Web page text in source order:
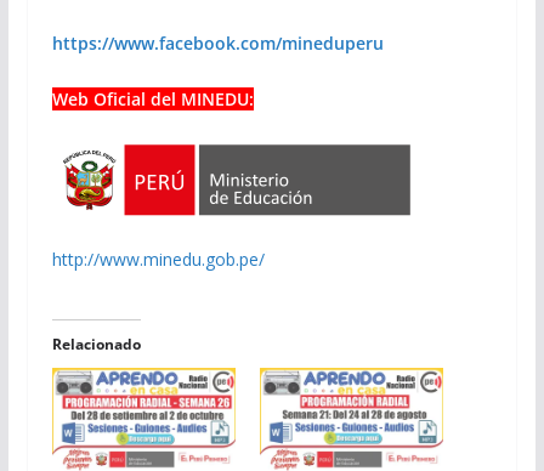
https://www.facebook.com/mineduperu
Web Oficial del MINEDU:
http://www.minedu.gob.pe/
Relacionado